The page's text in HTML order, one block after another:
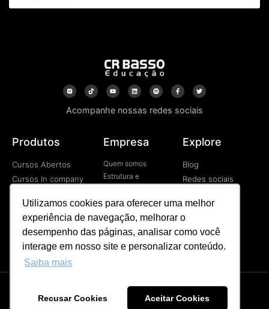
Utilizamos cookies para oferecer uma melhor
experiência de navegação, melhorar o
desempenho das páginas, analisar como você
interage em nosso site e personalizar conteúdo.
Saiba mais
Recusar Cookies Aceitar Cookies
Acompanhe nossas redes sociais
Produtos
Cursos Abertos
Cursos In company
Programa de
Desenvolvimetno de
Líderes
Palestras
Empresa
Quem somos
Estrutura e
Tecnologia
Contato
Explore
Blog
Redes sociais